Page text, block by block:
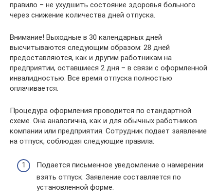
правило – не ухудшить состояние здоровья больного
через снижение количества дней отпуска.
Внимание! Выходные в 30 календарных дней
высчитываются следующим образом: 28 дней
предоставляются, как и другим работникам на
предприятии, оставшиеся 2 дня – в связи с оформленной
инвалидностью. Все время отпуска полностью
оплачивается.
Процедура оформления проводится по стандартной
схеме. Она аналогична, как и для обычных работников
компании или предприятия. Сотрудник подает заявление
на отпуск, соблюдая следующие правила:
Подается письменное уведомление о намерении
взять отпуск. Заявление составляется по
установленной форме.